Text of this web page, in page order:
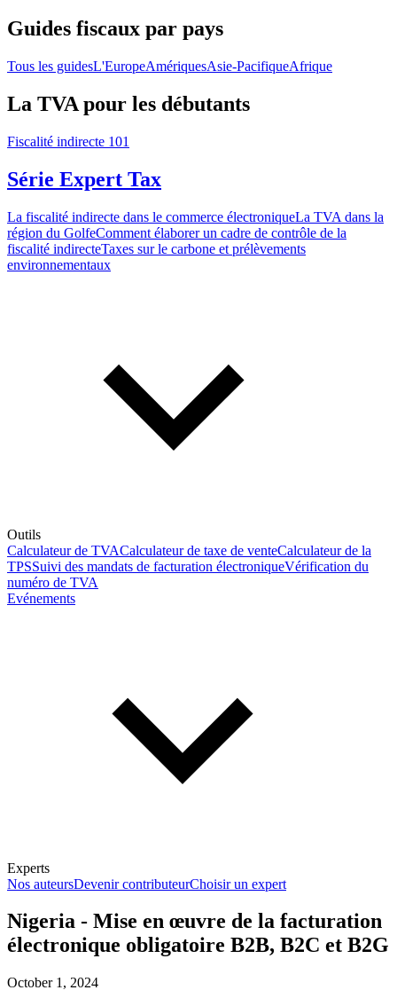
Guides fiscaux par pays
Tous les guidesL'EuropeAmériquesAsie-PacifiqueAfrique
La TVA pour les débutants
Fiscalité indirecte 101
Série Expert Tax
La fiscalité indirecte dans le commerce électroniqueLa TVA dans la
région du GolfeComment élaborer un cadre de contrôle de la
fiscalité indirecteTaxes sur le carbone et prélèvements
environnementaux
Outils
Calculateur de TVACalculateur de taxe de venteCalculateur de la
TPSSuivi des mandats de facturation électroniqueVérification du
numéro de TVA
Evénements
Experts
Nos auteursDevenir contributeurChoisir un expert
En savoir plus sur la fiscalité
Nigeria - Mise en œuvre de la facturation
électronique obligatoire B2B, B2C et B2G
October 1, 2024